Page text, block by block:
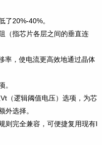
了20%-40%。
（指芯片各层之间的垂直连
率，使电流更高效地通过晶体
。
（逻辑阈值电压）选项，为芯
外选择。
则完全兼容，可便捷复用现有I